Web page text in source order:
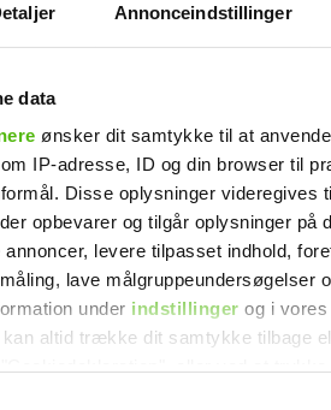
Annonceindstillinger
data
ønsker dit samtykke til at
IP-adresse, ID og din browser til
Disse oplysninger videregives
opbevarer og tilgår oplysninger på
levere tilpasset indhold,
lave målgruppeundersøgelser
under indstillinger og i vores
kan altid trække dit samtykke tilbage
måneder for tidligt og
”Jeg gik i chok”